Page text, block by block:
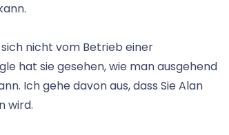
nicht vom Betrieb einer
hat sie gesehen, wie man ausgehend
Ich gehe davon aus, dass Sie Alan
wird.